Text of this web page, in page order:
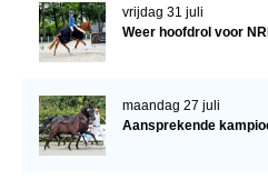
Verrichtingsonderzoek
Verrichtingsonderzoek
Verrichtingsonderzoek
vrijdag 31 juli
Weer hoofdrol voor
maandag 27 juli
Aansprekende